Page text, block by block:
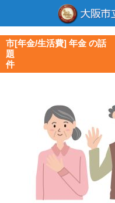
市[年金/生活費] 年金 の話
題 12/
件